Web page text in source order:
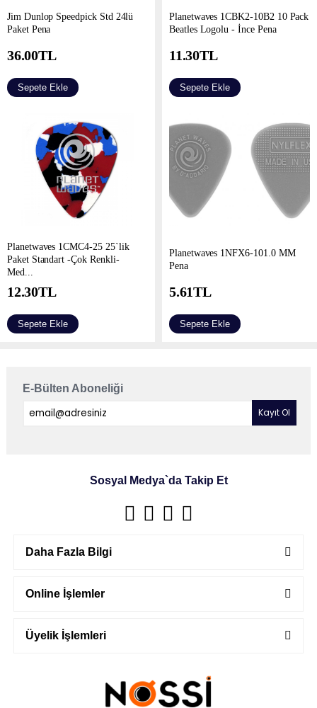
Jim Dunlop Speedpick Std 24lü
Paket Pena
36.00TL
Sepete Ekle
Planetwaves 1CBK2-10B2 10 Pack
Beatles Logolu - İnce Pena
11.30TL
Sepete Ekle
Planetwaves 1CMC4-25 25`lik
Paket Standart -Çok Renkli-
Med...
12.30TL
Sepete Ekle
Planetwaves 1NFX6-101.0 MM
Pena
5.61TL
Sepete Ekle
E-Bülten Aboneliği
Sosyal Medya`da Takip Et
Daha Fazla Bilgi
Online İşlemler
Üyelik İşlemleri